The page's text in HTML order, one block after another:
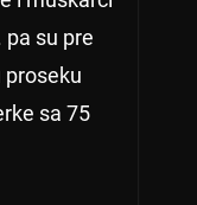
pa su pre
proseku
sa 75